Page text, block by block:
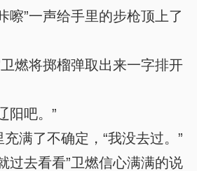
”一声给手里的步枪顶上了
燃将掷榴弹取出来一字排开
阳吧。”
满了不确定，“我没去过。”
去看看”卫燃信心满满的说